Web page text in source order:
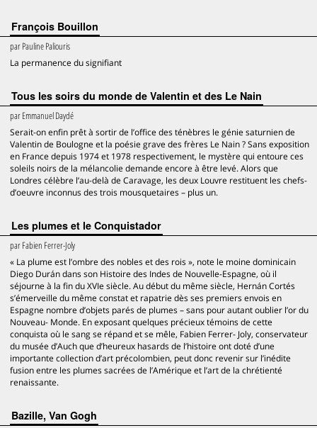
François Bouillon
parPauline Paliouris
La permanence du signifiant
Tous les soirs du monde de Valentin et des Le Nain
parEmmanuel Daydé
Serait-on enfin prêt à sortir de l’office des ténèbres le génie saturnien de
Valentin de Boulogne et la poésie grave des frères Le Nain ? Sans exposition
en France depuis 1974 et 1978 respectivement, le mystère qui entoure ces
soleils noirs de la mélancolie demande encore à être levé. Alors que
Londres célèbre l’au-delà de Caravage, les deux Louvre restituent les chefs-
d’oeuvre inconnus des trois mousquetaires – plus un.
Les plumes et le Conquistador
parFabien Ferrer-Joly
« La plume est l’ombre des nobles et des rois », note le moine dominicain
Diego Durán dans son Histoire des Indes de Nouvelle-Espagne, où il
séjourne à la fin du XVIe siècle. Au début du même siècle, Hernán Cortés
s’émerveille du même constat et rapatrie dès ses premiers envois en
Espagne nombre d’objets parés de plumes – sans pour autant oublier l’or du
Nouveau- Monde. En exposant quelques précieux témoins de cette
conquista où le sang se répand et se mêle, Fabien Ferrer- Joly, conservateur
du musée d’Auch que d’heureux hasards de l’histoire ont doté d’une
importante collection d’art précolombien, peut donc revenir sur l’inédite
fusion entre les plumes sacrées de l’Amérique et l’art de la chrétienté
renaissante.
Bazille, Van Gogh